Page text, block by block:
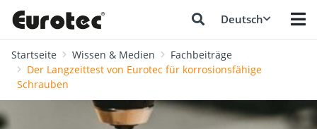
Deutsch
Startseite Wissen & Medien
Fachbeiträge
Der Langzeittest von Eurotec für korrosionsfähige
Schrauben